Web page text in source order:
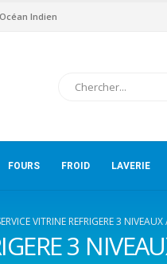
Indien
FOURS FROID LAVERIE
VITRINE REFRIGERE 3
3